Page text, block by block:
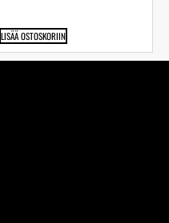
LISÄÄ OSTOSKORIIN